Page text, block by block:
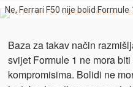
Ne, Ferrari F50 nije bolid
Baza za takav način
svijet Formule 1 ne mora
kompromisima. Bolidi ne